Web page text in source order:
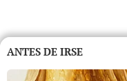
ANTES DE IRSE